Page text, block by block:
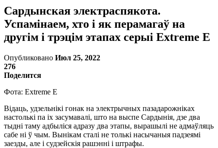
Сардынская электраспякота.
Успамінаем, хто і як перамагаў на
другім і трэцім этапах серыі Extreme E
Опубликовано Июл 25, 2022
276
Поделится
Фота: Extreme E
Відаць, удзельнікі гонак на электрычных пазадарожніках
настолькі па іх засумавалі, што на выспе Сардынія, дзе два
тыдні таму адбыліся адразу два этапы, вырашылі не адмаўляць
сабе ні ў чым. Вынікам сталі не толькі насычаныя падзеямі
заезды, але і судзейскія рашэнні і штрафы.